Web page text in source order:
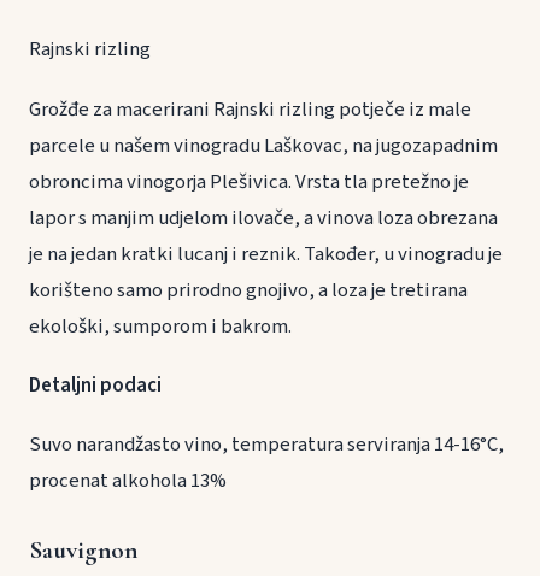
Rajnski rizling
Grožđe za macerirani Rajnski rizling potječe iz male
parcele u našem vinogradu Laškovac, na jugozapadnim
obroncima vinogorja Plešivica. Vrsta tla pretežno je
lapor s manjim udjelom ilovače, a vinova loza obrezana
je na jedan kratki lucanj i reznik. Također, u vinogradu je
korišteno samo prirodno gnojivo, a loza je tretirana
ekološki, sumporom i bakrom.
Detaljni podaci
Suvo narandžasto vino, temperatura serviranja 14-16°C,
procenat alkohola 13%
Sauvignon